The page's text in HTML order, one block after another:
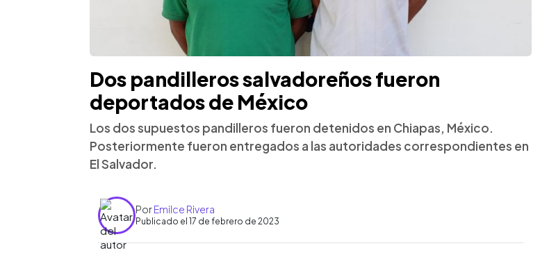
Dos pandilleros salvadoreños fueron
deportados de México
Los dos supuestos pandilleros fueron detenidos en Chiapas, México.
Posteriormente fueron entregados a las autoridades correspondientes en
El Salvador.
PorEmilce Rivera
Publicado el 17 de febrero de 2023